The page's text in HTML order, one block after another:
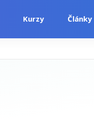
Kurzy Články